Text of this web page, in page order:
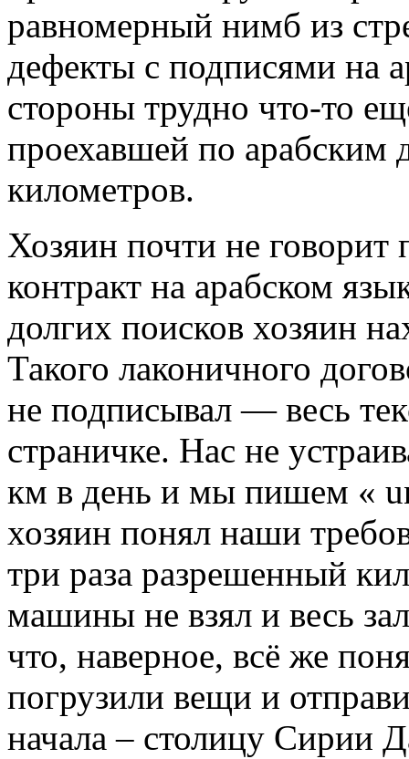
равномерный нимб из
дефекты с подписями на
стороны трудно что-то
проехавшей по арабским
километров.
Хозяин почти не говорит
контракт на арабском
долгих поисков хозяин
Такого лаконичного
не подписывал — весь
страничке. Нас не
км в день и мы пишем «
хозяин понял наши
три раза разрешенный
машины не взял и весь
что, наверное, всё же
погрузили вещи и
начала – столицу Сирии